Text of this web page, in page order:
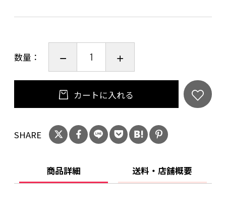
数量：
カートに入れる
SHARE
商品詳細 送料・店舗概要